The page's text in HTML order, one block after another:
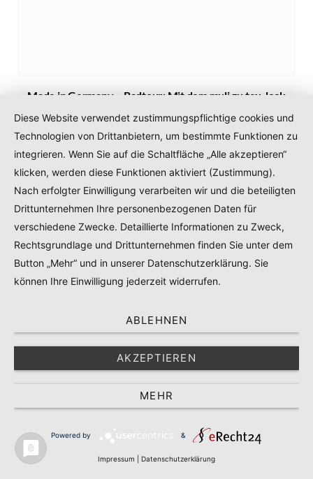
Made in Germany – Radtour: Mit dem muli zu tex-lock
20 Fahrradtouren im Nürnberger Land
26/05/2026
Comments
Diese Website verwendet zustimmungspflichtige cookies und
Technologien von Drittanbietern, um bestimmte Funktionen zu
integrieren. Wenn Sie auf die Schaltfläche „Alle akzeptieren“
klicken, werden diese Funktionen aktiviert (Zustimmung).
Nach erfolgter Einwilligung verarbeiten wir und die beteiligten
Drittunternehmen Ihre personenbezogenen Daten für
verschiedene Zwecke. Detaillierte Informationen zu Zweck,
Rechtsgrundlage und Drittunternehmen finden Sie unter dem
Button „Mehr“ und in unserer Datenschutzerklärung. Sie
können Ihre Einwilligung jederzeit widerrufen.
ABLEHNEN
AKZEPTIEREN
MEHR
Powered by &
Impressum Datenschutzerklärung